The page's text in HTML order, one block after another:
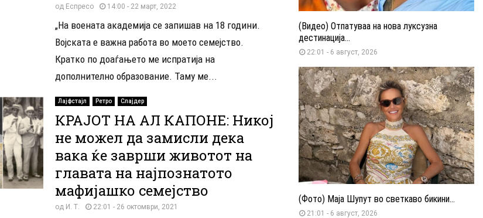
од Еспресо 14:00 - 22 март, 2022
„На воената академија се запишав на 18 години.
Војската е важна работа во моето семејство.
Кратко по доаѓањето ме испратија на
дополнително образование. Таму ме...
Лајфстајл Ретро Слајдер
КРАЈОТ НА АЛ КАПОНЕ: Никој
не можел да замисли дека
вака ќе заврши животот на
главата на најпознатото
мафијашко семејство
од И. Т. 22:01 - 26 октомври, 2021
(Видео) Отпатуваа на нова луксузна
дестинација...
22:01 - 6 август, 2026
(Фото) Маја Шупут во светкаво бикини...
21:01 - 6 август, 2026